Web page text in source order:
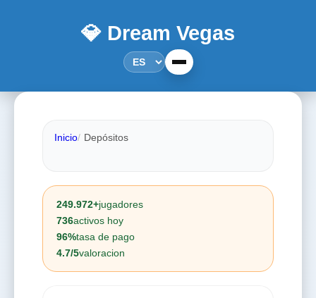
💎 Dream Vegas
Inicio Depósitos
249.972+jugadores
736activos hoy
96%tasa de pago
4.7/5valoracion